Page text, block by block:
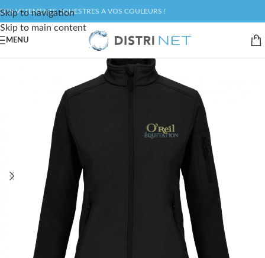
Skip to navigation
Skip to main content
DES VETEMENTS EQUESTRES A VOS COULEURS !
MENU